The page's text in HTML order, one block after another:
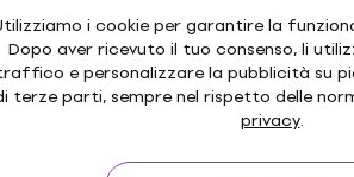
i cookie per garantire la
Dopo aver ricevuto il tuo consenso, li
e personalizzare la pubblicità su
terze parti, sempre nel rispetto delle
privacy.
regolare